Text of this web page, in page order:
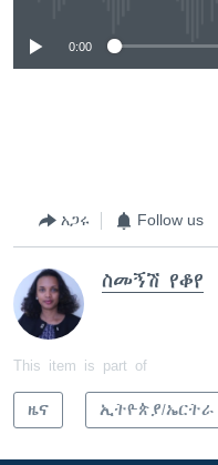
0:00
አጋሩ Follow us
ስመኝሽ የቆየ
This item is part of
ዜና ኢትዮጵያ/ኤርትራ